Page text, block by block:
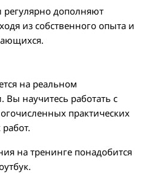
дополняют
из собственного опыта и
на реальном
Вы научитесь работать с
практических
на тренинге понадобится